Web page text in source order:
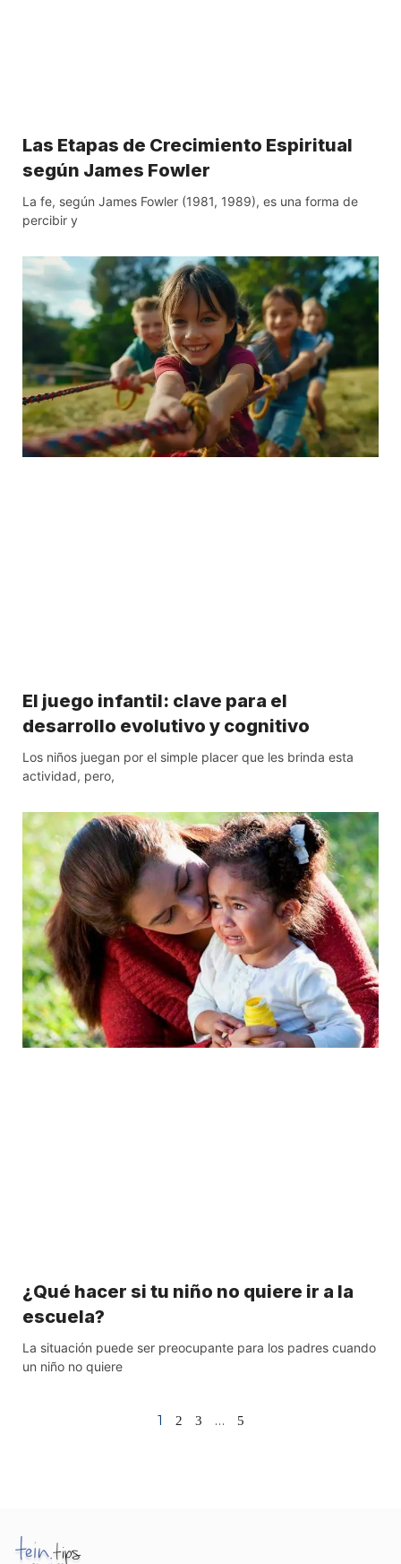
Las Etapas de Crecimiento Espiritual
según James Fowler
La fe, según James Fowler (1981, 1989), es una forma de
percibir y
El juego infantil: clave para el
desarrollo evolutivo y cognitivo
Los niños juegan por el simple placer que les brinda esta
actividad, pero,
¿Qué hacer si tu niño no quiere ir a la
escuela?
La situación puede ser preocupante para los padres cuando
un niño no quiere
1 2 3 … 5